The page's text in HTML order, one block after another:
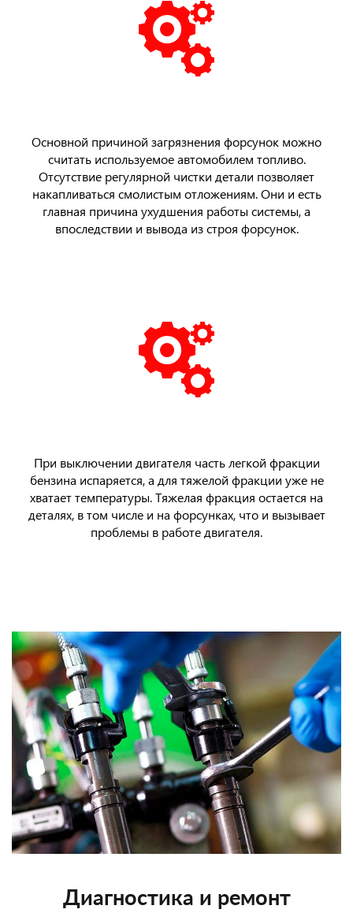
Основной причиной загрязнения форсунок можно
считать используемое автомобилем топливо.
Отсутствие регулярной чистки детали позволяет
накапливаться смолистым отложениям. Они и есть
главная причина ухудшения работы системы, а
впоследствии и вывода из строя форсунок.
При выключении двигателя часть легкой фракции
бензина испаряется, а для тяжелой фракции уже не
хватает температуры. Тяжелая фракция остается на
деталях, в том числе и на форсунках, что и вызывает
проблемы в работе двигателя.
Диагностика и ремонт